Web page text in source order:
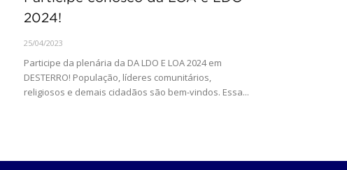
2024!
25/04/2023
Participe da plenária da DA LDO E LOA 2024 em
DESTERRO! População, líderes comunitários,
religiosos e demais cidadãos são bem-vindos. Essa...